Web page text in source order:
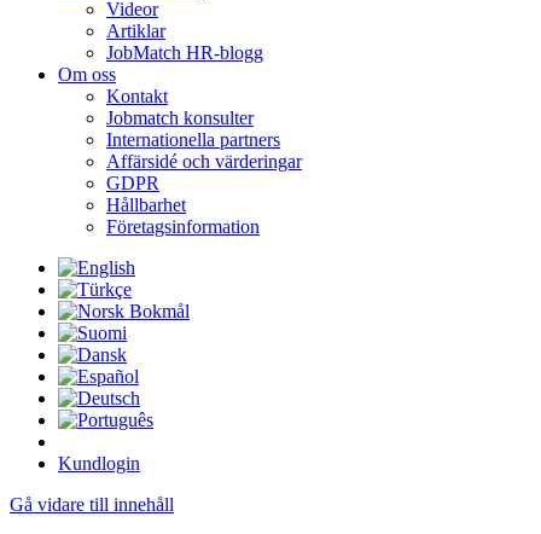
Videor
Artiklar
JobMatch HR-blogg
Om oss
Kontakt
Jobmatch konsulter
Internationella partners
Affärsidé och värderingar
GDPR
Hållbarhet
Företagsinformation
Kundlogin
Gå vidare till innehåll